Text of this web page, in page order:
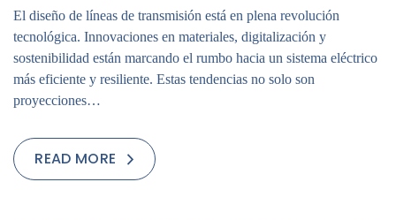
El diseño de líneas de transmisión está en plena revolución
tecnológica. Innovaciones en materiales, digitalización y
sostenibilidad están marcando el rumbo hacia un sistema eléctrico
más eficiente y resiliente. Estas tendencias no solo son
proyecciones…
READ MORE